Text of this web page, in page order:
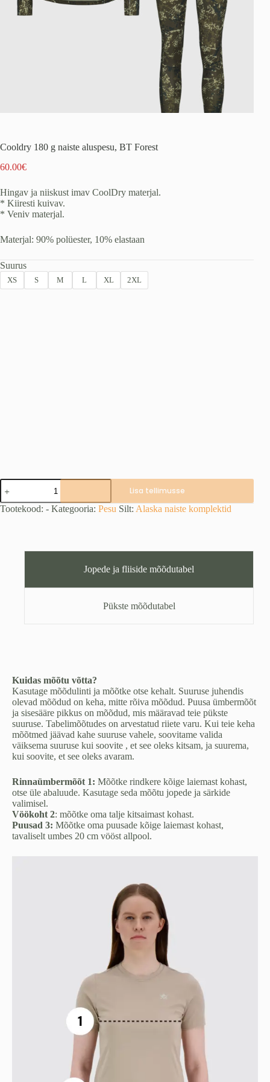
Cooldry 180 g naiste aluspesu, BT Forest
60.00€
Hingav ja niiskust imav CoolDry materjal.
* Kiiresti kuivav.
* Veniv materjal.
Materjal: 90% polüester, 10% elastaan
Suurus
XS S M L XL 2XL
Cooldry
180
g
naiste
Lisa tellimusse
Tootekood: - Kategooria: Pesu Silt: Alaska naiste komplektid
Jopede ja fliiside mõõdutabel
Pükste mõõdutabel
Kuidas mõõtu võtta?
Kasutage mõõdulinti ja mõõtke otse kehalt. Suuruse juhendis
olevad mõõdud on keha, mitte rõiva mõõdud. Puusa ümbermõõt
ja sisesääre pikkus on mõõdud, mis määravad teie pükste
suuruse. Tabelimõõtudes on arvestatud riiete varu. Kui teie keha
mõõtmed jäävad kahe suuruse vahele, soovitame valida
väiksema suuruse kui soovite , et see oleks kitsam, ja suurema,
kui soovite, et see oleks avaram.
Rinnaümbermõõt 1: Mõõtke rindkere kõige laiemast kohast,
otse üle abaluude. Kasutage seda mõõtu jopede ja särkide
valimisel.
Vöökoht 2: mõõtke oma talje kitsaimast kohast.
Puusad 3: Mõõtke oma puusade kõige laiemast kohast,
tavaliselt umbes 20 cm vööst allpool.